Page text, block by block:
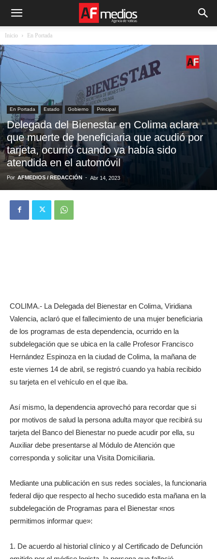
Inicio En Portada
En Portada Estado Gobierno Principal
Delegada del Bienestar en Colima aclara
que muerte de beneficiaria que acudió por
tarjeta, ocurrió cuando ya había sido
atendida en el automóvil
Por AFMEDIOS / REDACCIÓN - Abr 14, 2023
COLIMA.- La Delegada del Bienestar en Colima, Viridiana
Valencia, aclaró que el fallecimiento de una mujer beneficiaria
de los programas de esta dependencia, ocurrido en la
subdelegación que se ubica en la calle Profesor Francisco
Hernández Espinoza en la ciudad de Colima, la mañana de
este viernes 14 de abril, se registró cuando ya había recibido
su tarjeta en el vehículo en el que iba.
Así mismo, la dependencia aprovechó para recordar que si
por motivos de salud la persona adulta mayor que recibirá su
tarjeta del Banco del Bienestar no puede acudir por ella, su
Auxiliar debe presentarse al Módulo de Atención que
corresponda y solicitar una Visita Domiciliaria.
Mediante una publicación en sus redes sociales, la funcionaria
federal dijo que respecto al hecho sucedido esta mañana en la
subdelegación de Programas para el Bienestar «nos
permitimos informar que»:
1. De acuerdo al historial clínico y al Certificado de Defunción